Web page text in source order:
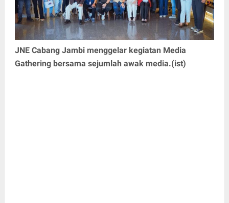
JNE Cabang Jambi menggelar kegiatan Media
Gathering bersama sejumlah awak media.(ist)